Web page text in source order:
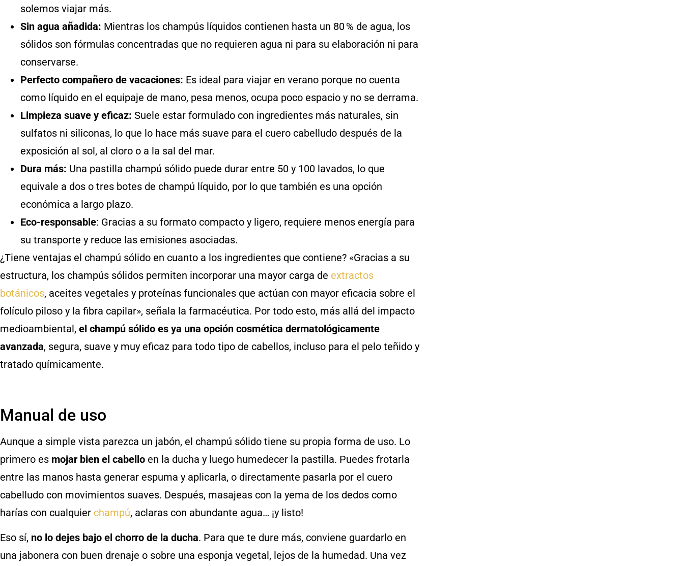
solemos viajar más.
Sin agua añadida: Mientras los champús líquidos contienen hasta un 80 % de agua, los
sólidos son fórmulas concentradas que no requieren agua ni para su elaboración ni para
conservarse.
Perfecto compañero de vacaciones: Es ideal para viajar en verano porque no cuenta
como líquido en el equipaje de mano, pesa menos, ocupa poco espacio y no se derrama.
Limpieza suave y eficaz: Suele estar formulado con ingredientes más naturales, sin
sulfatos ni siliconas, lo que lo hace más suave para el cuero cabelludo después de la
exposición al sol, al cloro o a la sal del mar.
Dura más: Una pastilla champú sólido puede durar entre 50 y 100 lavados, lo que
equivale a dos o tres botes de champú líquido, por lo que también es una opción
económica a largo plazo.
Eco-responsable: Gracias a su formato compacto y ligero, requiere menos energía para
su transporte y reduce las emisiones asociadas.
¿Tiene ventajas el champú sólido en cuanto a los ingredientes que contiene? «Gracias a su
estructura, los champús sólidos permiten incorporar una mayor carga de extractos
botánicos, aceites vegetales y proteínas funcionales que actúan con mayor eficacia sobre el
folículo piloso y la fibra capilar», señala la farmacéutica. Por todo esto, más allá del impacto
medioambiental, el champú sólido es ya una opción cosmética dermatológicamente
avanzada, segura, suave y muy eficaz para todo tipo de cabellos, incluso para el pelo teñido y
tratado químicamente.
Manual de uso
Aunque a simple vista parezca un jabón, el champú sólido tiene su propia forma de uso. Lo
primero es mojar bien el cabello en la ducha y luego humedecer la pastilla. Puedes frotarla
entre las manos hasta generar espuma y aplicarla, o directamente pasarla por el cuero
cabelludo con movimientos suaves. Después, masajeas con la yema de los dedos como
harías con cualquier champú, aclaras con abundante agua… ¡y listo!
Eso sí, no lo dejes bajo el chorro de la ducha. Para que te dure más, conviene guardarlo en
una jabonera con buen drenaje o sobre una esponja vegetal, lejos de la humedad. Una vez